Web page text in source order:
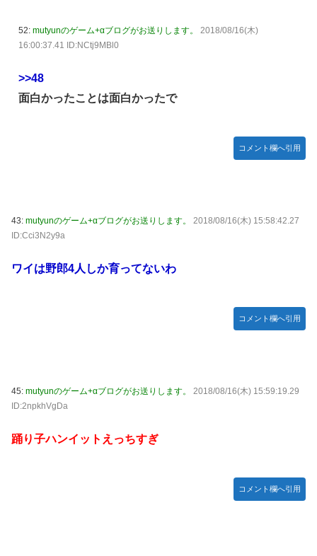
52: mutyunのゲーム+αブログがお送りします。
2018/08/16(木)
16:00:37.41 ID:NCtj9MBl0
>>48
面白かったことは面白かったで
コメント欄へ引用
43: mutyunのゲーム+αブログがお送りします。
2018/08/16(木) 15:58:42.27
ID:Cci3N2y9a
ワイは野郎4人しか育ってないわ
コメント欄へ引用
45: mutyunのゲーム+αブログがお送りします。
2018/08/16(木) 15:59:19.29
ID:2npkhVgDa
踊り子ハンイットえっちすぎ
コメント欄へ引用